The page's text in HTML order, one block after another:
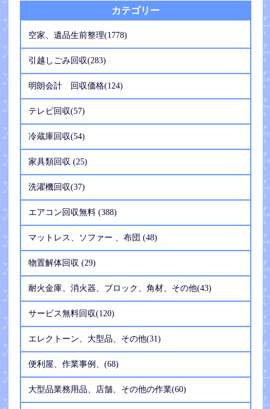
カテゴリー
空家、遺品生前整理(1778)
引越しごみ回収(283)
明朗会計 回収価格(124)
テレビ回収(57)
冷蔵庫回収(54)
家具類回収 (25)
洗濯機回収(37)
エアコン回収無料 (388)
マットレス、ソファー 、布団 (48)
物置解体回収 (29)
耐火金庫、消火器、ブロック、角材、その他(43)
サービス無料回収(120)
エレクトーン、大型品、その他(31)
便利屋、作業事例、(68)
大型品業務用品、店舗、その他の作業(60)